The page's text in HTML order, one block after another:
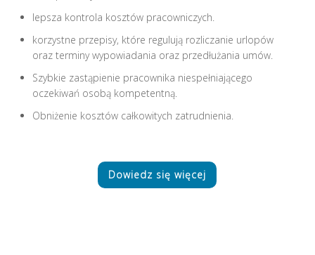
lepsza kontrola kosztów pracowniczych.
korzystne przepisy, które regulują rozliczanie urlopów
oraz terminy wypowiadania oraz przedłużania umów.
Szybkie zastąpienie pracownika niespełniającego
oczekiwań osobą kompetentną.
Obniżenie kosztów całkowitych zatrudnienia.
Dowiedz się więcej